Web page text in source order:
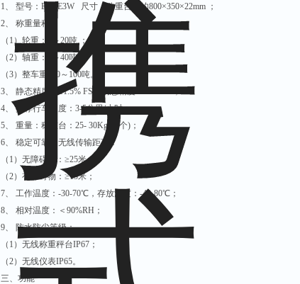
1、 型号：BX5E3W 尺寸：称重台：约800×350×22mm ；
2、 称重量程：
（1）轮重：0～20吨 ；
（2）轴重：0～40吨；
（3）整车重：0～100吨。
3、 静态精度：±1.5% FS；动态精度：±3% FS；
4、 推荐行车速度：3-5公里/小时；
5、 重量：称重台：25- 30Kg(单个)；
6、 稳定可靠的无线传输距离：
（1）无障碍物：≥25米；
（2）有障碍物：≥15米；
7、 工作温度：-30-70℃，存放温度：-40-80℃；
8、 相对温度：＜90%RH；
9、 防水防尘等级：
（1）无线称重秤台IP67；
（2）无线仪表IP65。
三、功能